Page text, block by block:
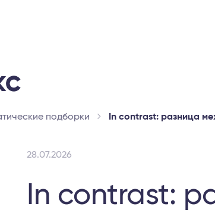
подборки In contrast: разница
28.07.2026
In contrast: